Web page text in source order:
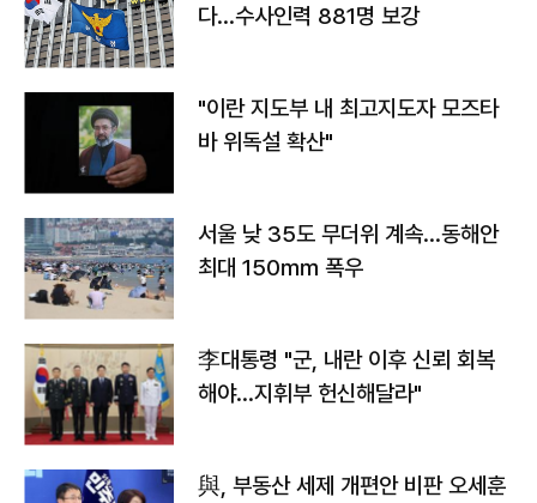
다…수사인력 881명 보강
"이란 지도부 내 최고지도자 모즈타
바 위독설 확산"
서울 낮 35도 무더위 계속…동해안
최대 150㎜ 폭우
李대통령 "군, 내란 이후 신뢰 회복
해야…지휘부 헌신해달라"
與, 부동산 세제 개편안 비판 오세훈